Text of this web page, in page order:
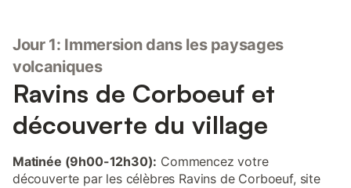
Jour 1: Immersion dans les paysages
volcaniques
Ravins de Corboeuf et
découverte du village
Matinée (9h00-12h30): Commencez votre
découverte par les célèbres Ravins de Corboeuf, site